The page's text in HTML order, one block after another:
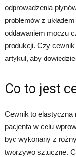
odprowadzenia
problemów z
oddawaniem moczu
produkcji. Czy
artykuł, aby
Co to jest
Cewnik to elastyczna
pacjenta w celu
być wykonany z
tworzywo sztuczne.